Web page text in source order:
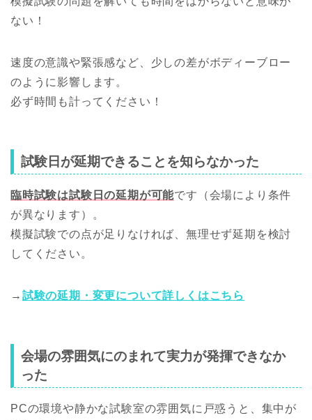
ない！
速度の意識や緊張感など、少しの差がボディーブロー
のように影響します。
必ず時間も計ってください！
試験日が延期できることを知らなかった
臨時試験は試験日の延期が可能です（会場により条件
が異なります）。
模擬試験での点が足りなければ、無理せず延期を検討
してください。
→ 試験の延期・変更について詳しくはこちら
会場の雰囲気にのまれて実力が発揮できなか
った
PCの環境や静かな試験室の雰囲気に戸惑うと、集中が